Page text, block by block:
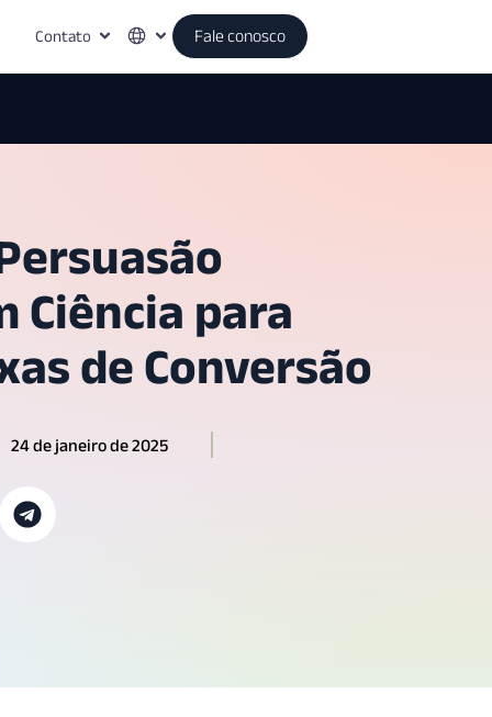
Contato Fale conosco
Ciência para
de Conversão
24 de janeiro de 2025